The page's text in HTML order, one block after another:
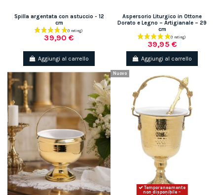
Spilla argentata con astuccio - 12
cm
39,90 €
Aggiungi al carrello
Aspersorio Liturgico in Ottone
Dorato e Legno – Artigianale – 29
cm
39,95 €
Aggiungi al carrello
Nuovo
Temporaneamente
non disponibile –